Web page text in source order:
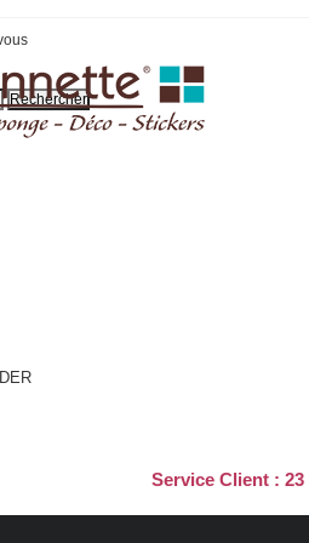
Service Client : 23